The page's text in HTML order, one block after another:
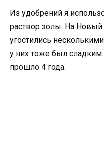
Из удобрений я
раствор золы. На
угостились
у них тоже был
прошло 4 года.